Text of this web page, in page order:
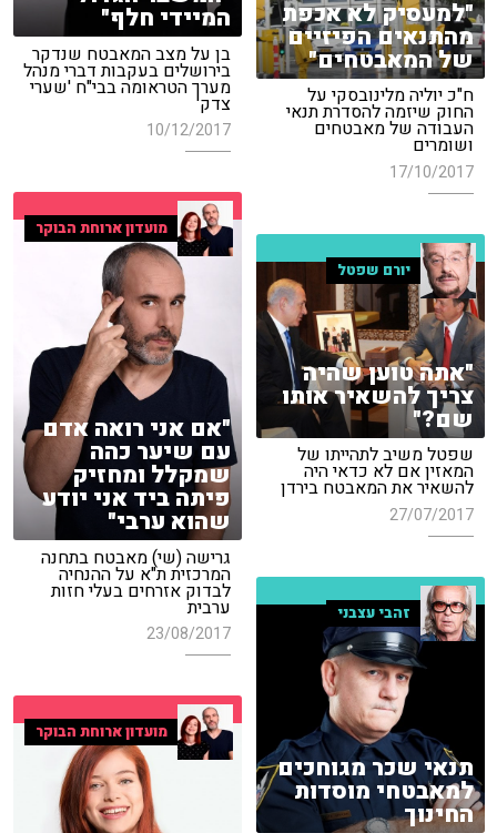
המיידי חלף"
בן על מצב המאבטח שנדקר
בירושלים בעקבות דברי מנהל
מערך הטראומה בבי"ח 'שערי
צדק'
10/12/2017
"למעסיק לא אכפת
מהתנאים הפיזיים
של המאבטחים"
ח"כ יוליה מלינובסקי על
החוק שיזמה להסדרת תנאי
העבודה של מאבטחים
ושומרים
17/10/2017
מועדון ארוחת הבוקר
"אם אני רואה אדם
עם שיער כהה
שמקלל ומחזיק
פיתה ביד אני יודע
שהוא ערבי"
גרישה (שי) מאבטח בתחנה
המרכזית ת"א על ההנחיה
לבדוק אזרחים בעלי חזות
ערבית
23/08/2017
יורם שפטל
"אתה טוען שהיה
צריך להשאיר אותו
שם?"
שפטל משיב לתהייתו של
המאזין אם לא כדאי היה
להשאיר את המאבטח בירדן
27/07/2017
זהבי עצבני
תנאי שכר מגוחכים
למאבטחי מוסדות
החינוך
מועדון ארוחת הבוקר